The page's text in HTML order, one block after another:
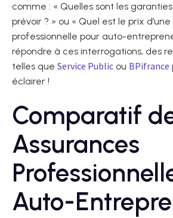
comme : « Quelles sont les
prévoir ? » ou « Quel est le prix
professionnelle pour auto-
répondre à ces interrogations, des
telles que Service Public ou BPifrance
éclairer !
Comparatif
Assurances
Auto-